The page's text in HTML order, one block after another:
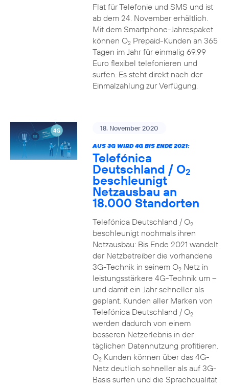
Flat für Telefonie und SMS und ist
ab dem 24. November erhältlich.
Mit dem Smartphone-Jahrespaket
können O2Prepaid-Kunden an 365
Tagen im Jahr für einmalig 69,99
Euro flexibel telefonieren und
surfen. Es steht direkt nach der
Einmalzahlung zur Verfügung.
18. November 2020
AUS 3G WIRD 4G BIS ENDE 2021:
Telefónica
Deutschland / O2
beschleunigt
Netzausbau an
18.000 Standorten
Telefónica Deutschland / O2
beschleunigt nochmals ihren
Netzausbau: Bis Ende 2021 wandelt
der Netzbetreiber die vorhandene
3G-Technik in seinem O2Netz in
leistungsstärkere 4G-Technik um –
und damit ein Jahr schneller als
geplant. Kunden aller Marken von
Telefónica Deutschland / O2
werden dadurch von einem
besseren Netzerlebnis in der
täglichen Datennutzung profitieren.
O2Kunden können über das 4G-
Netz deutlich schneller als auf 3G-
Basis surfen und die Sprachqualität